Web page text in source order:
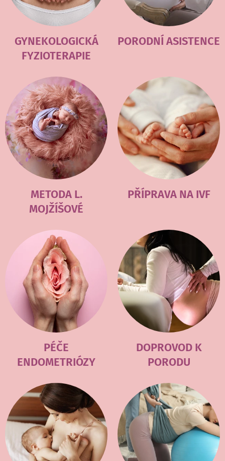
GYNEKOLOGICKÁ
FYZIOTERAPIE
PORODNÍ ASISTENCE
METODA L.
MOJŽÍŠOVÉ
PŘÍPRAVA NA IVF
PÉČE
ENDOMETRIÓZY
DOPROVOD K
PORODU